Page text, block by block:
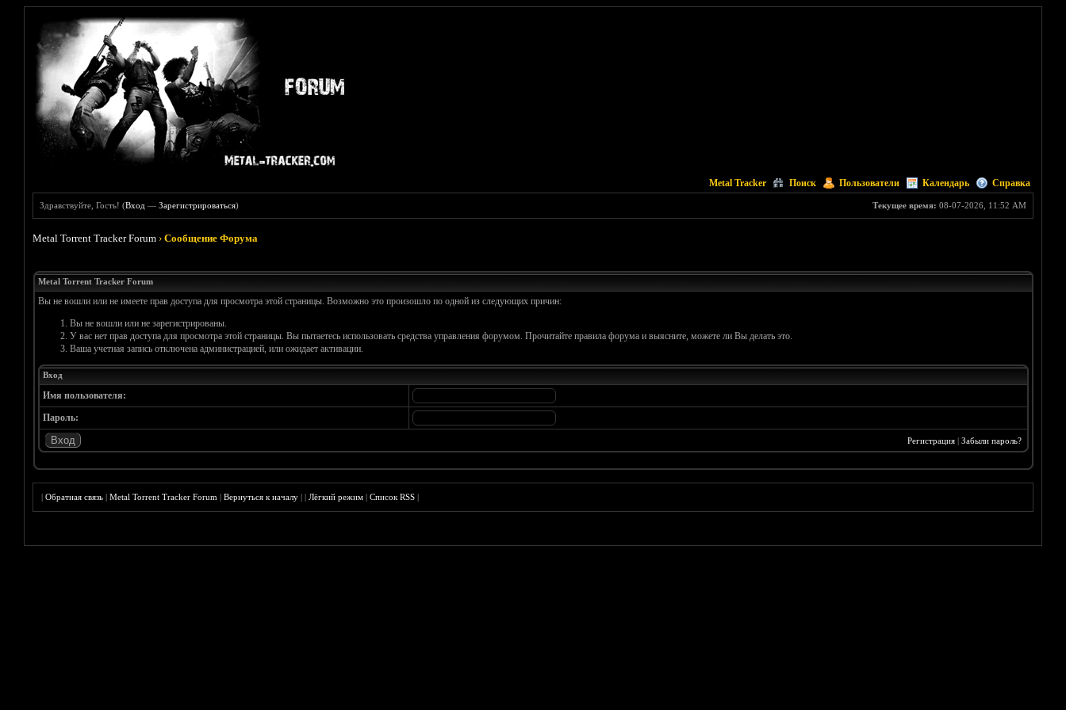
Metal Tracker Поиск Пользователи Календарь Справка
Текущее время: 08-07-2026, 11:52 AM
Здравствуйте, Гость! (Вход —Зарегистрироваться)
Metal Torrent Tracker Forum ›Сообщение Форума
Metal Torrent Tracker Forum
Вы не вошли или не имеете прав доступа для просмотра этой страницы. Возможно это произошло по одной из следующих причин:
Вы не вошли или не зарегистрированы.
У вас нет прав доступа для просмотра этой страницы. Вы пытаетесь использовать средства управления форумом. Прочитайте правила форума и выясните, можете ли Вы делать это.
Ваша учетная запись отключена администрацией, или ожидает активации.
Вход
Имя пользователя:
Пароль:
Регистрация| Забыли пароль?
|Обратная связь |Metal Torrent Tracker Forum |Вернуться к началу ||Лёгкий режим |Список RSS |